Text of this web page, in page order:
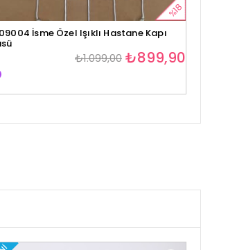
%18
İsme Özel Işıklı Hastane Kapı
₺899,90
₺1.099,00